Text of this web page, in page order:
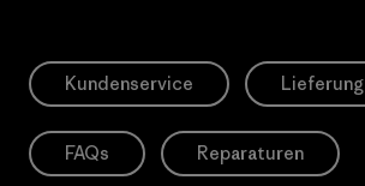
Kundenservice Lieferung
FAQs Reparaturen